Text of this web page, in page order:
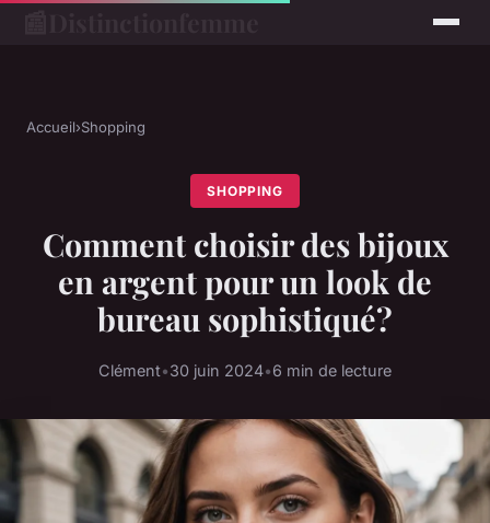
Accueil›Shopping
SHOPPING
Comment choisir des bijoux
en argent pour un look de
bureau sophistiqué?
Clément•30 juin 2024•6 min de lecture